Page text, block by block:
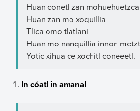
Huan conetl zan mohuehuetzca
Huan zan mo xoquillia
Tlica omo tlatlani
Huan mo nanquillia innon
Yotic xihua ce xochitl coneeetl.
In cóatl in amanal